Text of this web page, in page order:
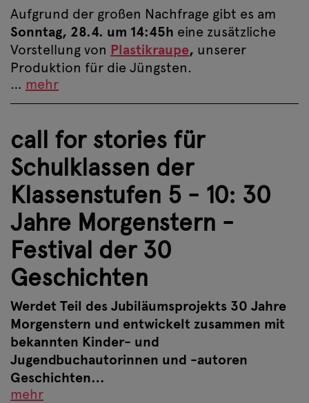
Aufgrund der großen Nachfrage gibt es am
Sonntag, 28.4. um 14:45h eine zusätzliche
Vorstellung von Plastikraupe, unserer
Produktion für die Jüngsten.
… mehr
call for stories für
Schulklassen der
Klassenstufen 5 - 10: 30
Jahre Morgenstern -
Festival der 30
Geschichten
Werdet Teil des Jubiläumsprojekts 30 Jahre
Morgenstern und entwickelt zusammen mit
bekannten Kinder- und
Jugendbuchautorinnen und -autoren
Geschichten…
mehr